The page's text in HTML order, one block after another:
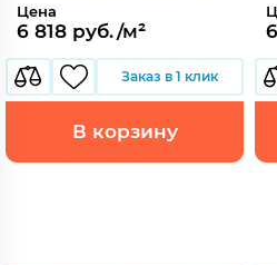
Цена
6 818 руб./м²
Заказ в 1 клик
В корзину